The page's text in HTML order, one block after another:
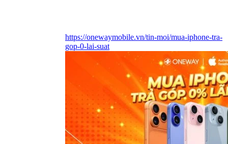
https://onewaymobile.vn/tin-moi/mua-iphone-tra-
gop-0-lai-suat